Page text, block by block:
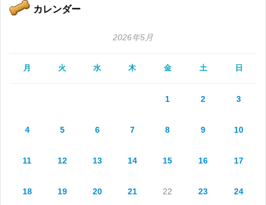
カレンダー
2026年5月
月 火 水 木 金 土 日
1 2 3
4 5 6 7 8 9 10
11 12 13 14 15 16 17
18 19 20 21 22 23 24